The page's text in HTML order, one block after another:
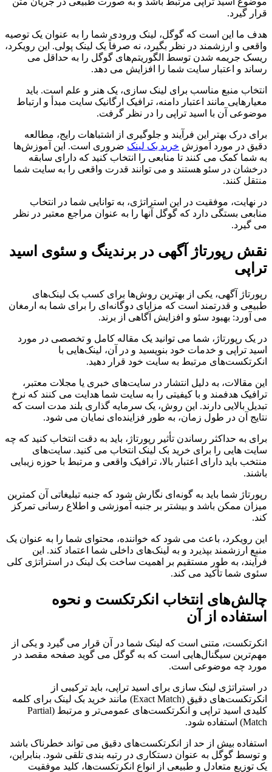
قرار گیرد.
هدف ما این است که گوگل، لینک ورودی شما را به عنوان یک توصیه
واقعی و ارزشمند در نظر بگیرد، نه صرفاً یک لینک پولی. این رویکرد،
ریسک جریمه شدن توسط الگوریتم‌های گوگل را به حداقل می
رساند و اعتبار سایت شما را افزایش می دهد.
انتخاب منبع مناسب برای لینک سازی، یک هنر و علم است. باید
معیارهایی مانند اعتبار دامنه، ترافیک ارگانیک سایت مبدأ و ارتباط
موضوعی آن با اسید تراپی را در نظر گرفت.
برای درک بهتر این فرآیند و جلوگیری از اشتباهات رایج، مطالعه
دقیق در مورد آموزش خرید بک لینک ضروری است. این آموزش‌ها
به شما کمک می کنند تا منابعی را انتخاب کنید که دارای سابقه
درخشان در سئو هستند و می توانند قدرت واقعی را به سایت شما
منتقل کنند.
در نهایت، موفقیت در این استراتژی، به توانایی شما در انتخاب
منابعی بستگی دارد که گوگل آنها را به عنوان مراجع معتبر در نظر
می گیرد.
نقش رپورتاژ آگهی در برندینگ و سئوی اسید
تراپی
رپورتاژ آگهی، یکی از بهترین روش‌ها برای کسب بک لینک‌های
طبیعی و قدرتمند است که مزایای دوگانه‌ای را برای شما به ارمغان
می آورد: بهبود سئو و افزایش آگاهی از برند.
در یک رپورتاژ، شما می توانید یک مقاله کامل و تخصصی در مورد
اسید تراپی و خدمات خود بنویسید و در آن، لینک‌هایی با
انکرتکست‌های مرتبط به سایت خود قرار دهید.
این مقالات، به دلیل انتشار در سایت‌های خبری یا مجلات معتبر،
ترافیک هدفمند و با کیفیتی را به سایت شما هدایت می کنند که نرخ
تبدیل بالایی دارند. این روش، یک سرمایه گذاری بلند مدت است که
نتایج آن در طول زمان، به طور فزاینده‌ای نمایان می شود.
برای به حداکثر رساندن تأثیر رپورتاژ، باید به دقت انتخاب کنید که چه
سایت هایی را برای خرید بک لینک انتخاب می کنید. سایت‌های
منتخب باید دارای اعتبار بالا، ترافیک واقعی و مرتبط با حوزه زیبایی
باشند.
رپورتاژ شما باید به گونه‌ای نگارش شود که جنبه تبلیغاتی آن کمترین
میزان ممکن باشد و بیشتر بر جنبه آموزشی و اطلاع رسانی تمرکز
کند.
این رویکرد، باعث می شود که خواننده، محتوای شما را به عنوان یک
منبع ارزشمند بپذیرد و به لینک‌های داخلی شما اعتماد کند. این
فرآیند، به طور مستقیم بر اهمیت ساخت بک لینک در استراتژی کلی
سئوی شما تأکید می کند.
چالش‌های انتخاب انکرتکست و نحوه
استفاده از آن
انکرتکست، متنی است که لینک شما در آن قرار می گیرد و یکی از
مهم‌ترین سیگنال‌هایی است که به گوگل می گوید صفحه مقصد در
مورد چه موضوعی است.
در استراتژی لینک سازی برای اسید تراپی، باید ترکیبی از
انکرتکست‌های دقیق (Exact Match) مانند خرید بک لینک برای کلمه
کلیدی اسید تراپی و انکرتکست‌های عمومی‌تر و مرتبط (Partial
Match) استفاده شود.
استفاده بیش از حد از انکرتکست‌های دقیق می تواند خطرناک باشد
و توسط گوگل به عنوان دستکاری در رتبه بندی تلقی شود. بنابراین،
یک توزیع متعادل و طبیعی از انواع انکرتکست‌ها، کلید موفقیت